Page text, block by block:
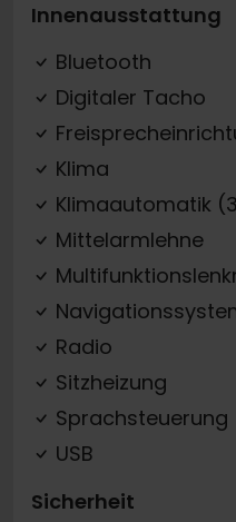
Innenausstattung
Bluetooth
Digitaler Tacho
Klima
Klimaautomatik
Mittelarmlehne
Radio
Sitzheizung
Sprachsteuerung
USB
Sicherheit